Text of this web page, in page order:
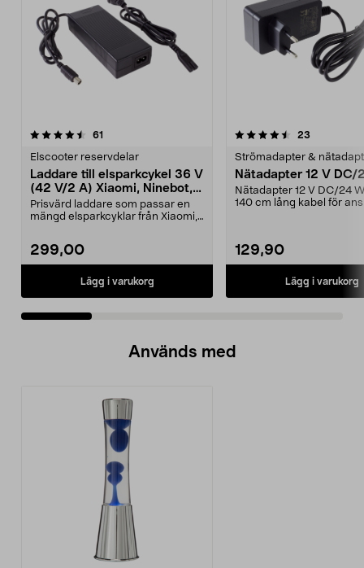
61
Elscooter reservdelar
Laddare till elsparkcykel 36 V
(42 V/2 A) Xiaomi, Ninebot,
E-Way m.fl.
Prisvärd laddare som passar en
mängd elsparkcyklar från Xiaomi,
299,00
Lägg i varukorg
4.5 av 5 stjärnor 23
Strömadapter &
Nätadapter 12 V DC/
Nätadapter 12 V DC/24
140 cm lång kabel för
129,90
Lägg i varukorg
4.5 av 5 stjärnor
Används med